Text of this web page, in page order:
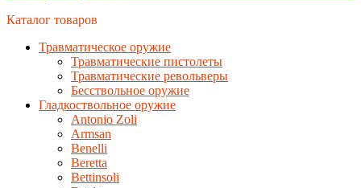
Каталог товаров
Травматическое оружие
Травматические пистолеты
Травматические револьверы
Бесствольное оружие
Гладкоствольное оружие
Antonio Zoli
Armsan
Benelli
Beretta
Bettinsoli